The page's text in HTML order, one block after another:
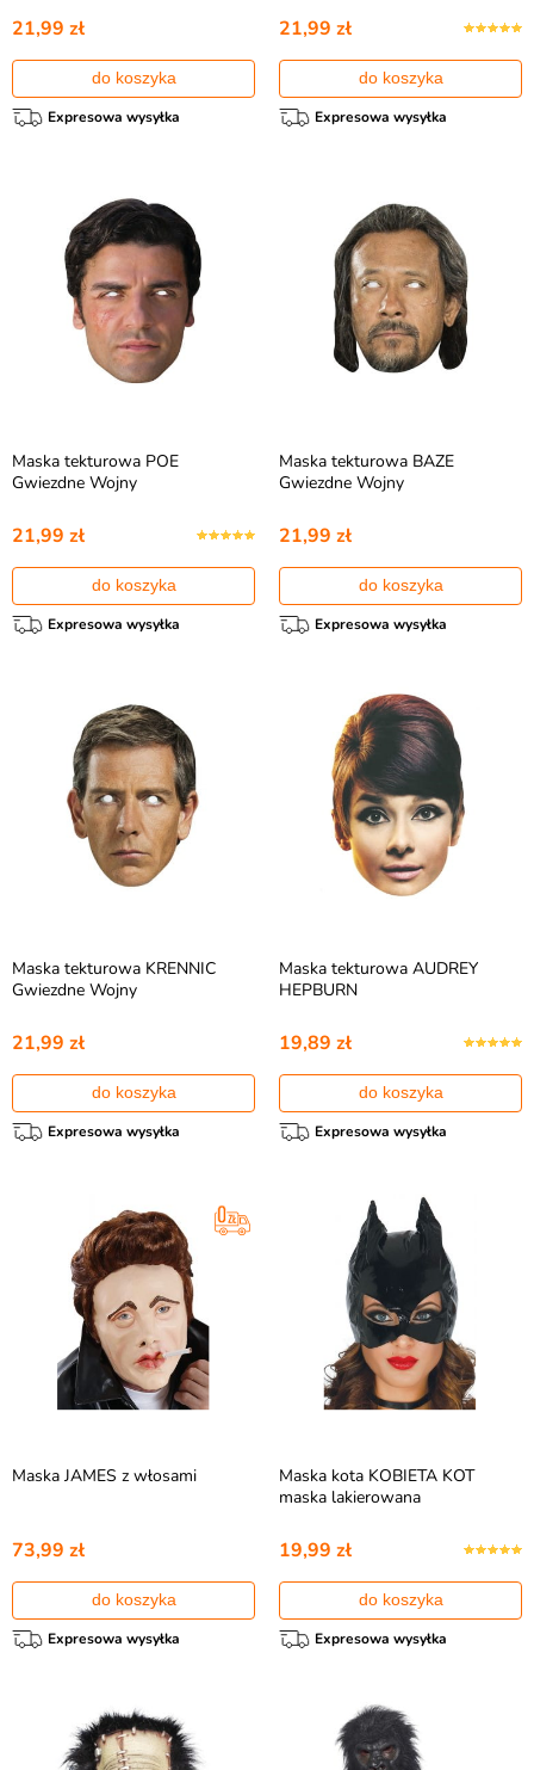
21,99 zł
do koszyka
Expresowa wysyłka
21,99 zł
do koszyka
Expresowa wysyłka
Maska tekturowa POE
Gwiezdne Wojny
21,99 zł
do koszyka
Expresowa wysyłka
Maska tekturowa BAZE
Gwiezdne Wojny
21,99 zł
do koszyka
Expresowa wysyłka
Maska tekturowa KRENNIC
Gwiezdne Wojny
21,99 zł
do koszyka
Expresowa wysyłka
Maska tekturowa AUDREY
HEPBURN
19,89 zł
do koszyka
Expresowa wysyłka
Maska JAMES z włosami
73,99 zł
do koszyka
Expresowa wysyłka
Maska kota KOBIETA KOT
maska lakierowana
19,99 zł
do koszyka
Expresowa wysyłka